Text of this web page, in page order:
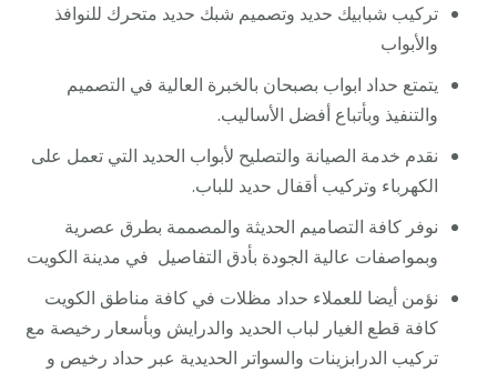
تركيب شبابيك حديد وتصميم شبك حديد متحرك للنوافذ
والأبواب
يتمتع حداد ابواب بصبحان بالخبرة العالية في التصميم
والتنفيذ وبأتباع أفضل الأساليب.
نقدم خدمة الصيانة والتصليح لأبواب الحديد التي تعمل على
الكهرباء وتركيب أقفال حديد للباب.
نوفر كافة التصاميم الحديثة والمصممة بطرق عصرية
وبمواصفات عالية الجودة بأدق التفاصيل في مدينة الكويت
نؤمن أيضا للعملاء حداد مظلات في كافة مناطق الكويت
كافة قطع الغيار لباب الحديد والدرايش وبأسعار رخيصة مع
تركيب الدرابزينات والسواتر الحديدية عبر حداد رخيص و